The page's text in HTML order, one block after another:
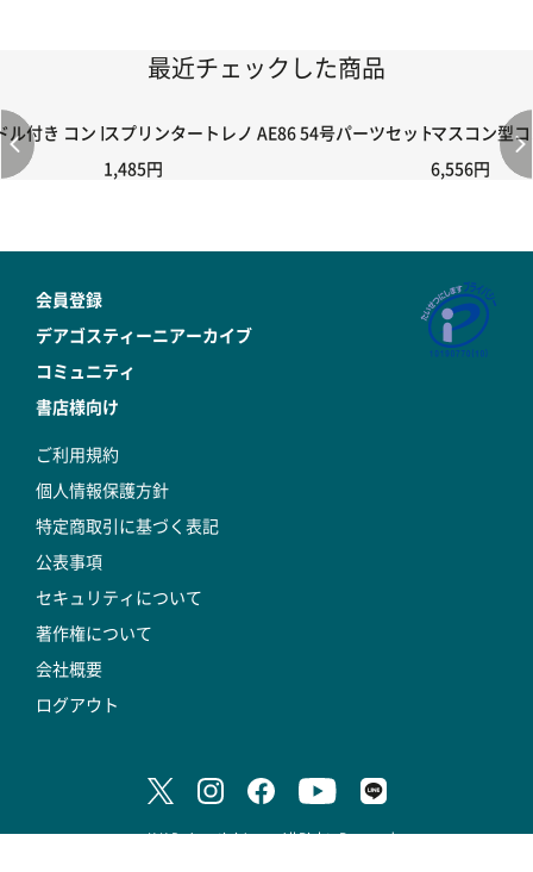
最近チェックした商品
付き コントローラー＆ポイント切り替えスイッチRC-02/C002 /
スプリンタートレノ AE86 54号パーツセット
1,485円
マスコン型
6,556円
会員登録
デアゴスティーニアーカイブ
コミュニティ
書店様向け
ご利用規約
個人情報保護方針
特定商取引に基づく表記
公表事項
セキュリティについて
著作権について
会社概要
ログアウト
© K.K.DeAgostini Japan All Rights Reserved.